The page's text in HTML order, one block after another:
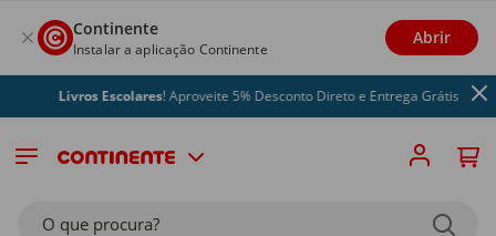
Continente
Instalar a aplicação Continente
Abrir
Livros Escolares! Aproveite 5% Desconto Direto e Entrega Grátis
O que procura?